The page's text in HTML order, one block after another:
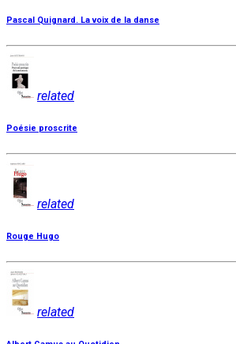
Pascal Quignard. La voix de la danse
related
Poésie proscrite
related
Rouge Hugo
related